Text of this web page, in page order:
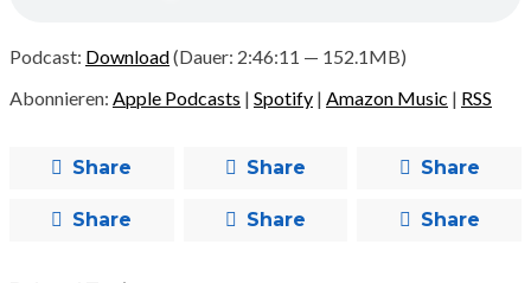
Podcast: Download(Dauer: 2:46:11 — 152.1MB)
Abonnieren: Apple Podcasts | Spotify | Amazon Music | RSS
Share Share Share
Share Share Share